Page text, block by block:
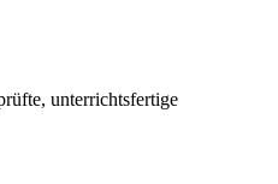
unterrichtsfertige